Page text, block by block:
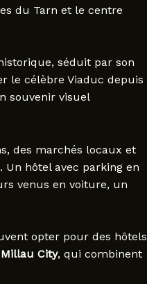
du Tarn et le centre
séduit par son
le célèbre Viaduc depuis
souvenir visuel
des marchés locaux et
hôtel avec parking en
venus en voiture, un
opter pour des hôtels
City, qui combinent